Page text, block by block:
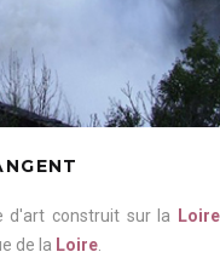
d'art construit sur la
Loire
de la Loire